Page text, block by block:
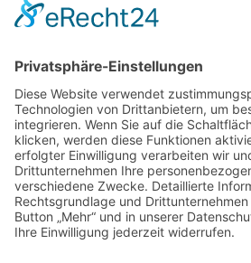

Ingenieurbüro
Osterhusumer Str. 44 B
25813 Husum